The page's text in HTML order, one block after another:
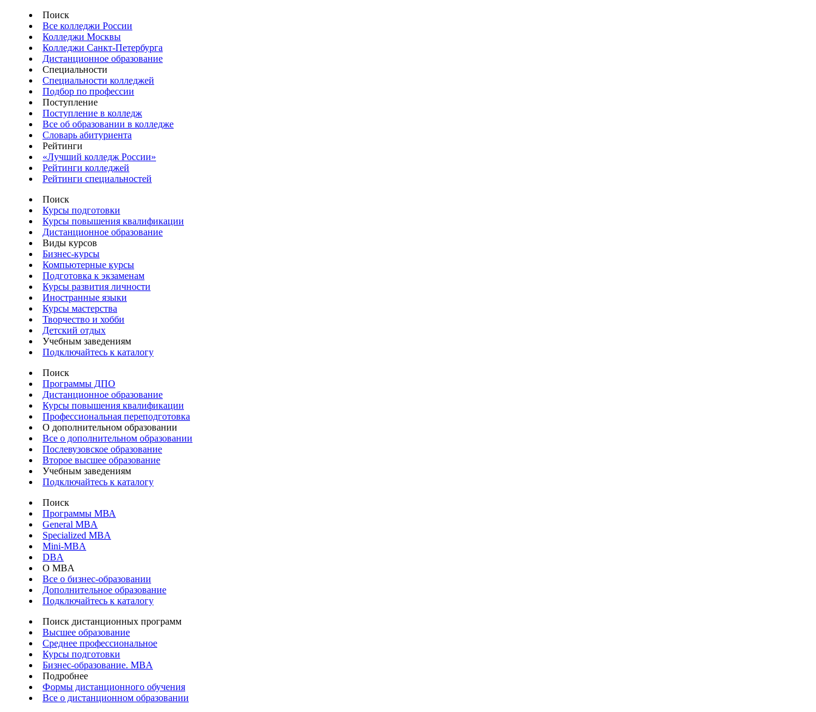
Поиск
Все колледжи России
Колледжи Москвы
Колледжи Санкт-Петербурга
Дистанционное образование
Специальности
Специальности колледжей
Подбор по профессии
Поступление
Поступление в колледж
Все об образовании в колледже
Словарь абитуриента
Рейтинги
«Лучший колледж России»
Рейтинги колледжей
Рейтинги специальностей
Поиск
Курсы подготовки
Курсы повышения квалификации
Дистанционное образование
Виды курсов
Бизнес-курсы
Компьютерные курсы
Подготовка к экзаменам
Курсы развития личности
Иностранные языки
Курсы мастерства
Творчество и хобби
Детский отдых
Учебным заведениям
Подключайтесь к каталогу
Поиск
Программы ДПО
Дистанционное образование
Курсы повышения квалификации
Профессиональная переподготовка
О дополнительном образовании
Все о дополнительном образовании
Послевузовское образование
Второе высшее образование
Учебным заведениям
Подключайтесь к каталогу
Поиск
Программы МВА
General MBA
Specialized MBA
Mini-MBA
DBA
О MBA
Все о бизнес-образовании
Дополнительное образование
Подключайтесь к каталогу
Поиск дистанционных программ
Высшее образование
Среднее профессиональное
Курсы подготовки
Бизнес-образование. MBA
Подробнее
Формы дистанционного обучения
Все о дистанционном образовании